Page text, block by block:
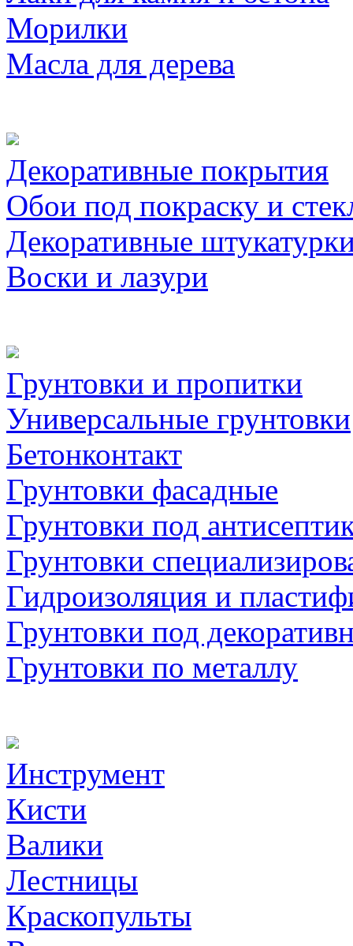
Морилки
Масла для дерева
Декоративные покрытия
Обои под покраску и
Декоративные
Воски и лазури
Грунтовки и пропитки
Универсальные грунтовки
Бетонконтакт
Грунтовки фасадные
Грунтовки под
Грунтовки
Гидроизоляция и
Грунтовки под
Грунтовки по металлу
Инструмент
Кисти
Валики
Лестницы
Краскопульты